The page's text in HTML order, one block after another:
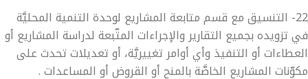
22- التنسيق مع قسم متابعة المشاريع لوحدة التنمية المحليَّة
في تزويده بجميع التقارير والإجراءات المتّبعة لدراسة المشاريع أو
العطاءات أو التنفيذ وأي أوامر تغييريَّة، أو تعديلات تحدث على
مكوِّنات المشاريع الخاصَّة بالمنح أو القروض أو المساعدات .